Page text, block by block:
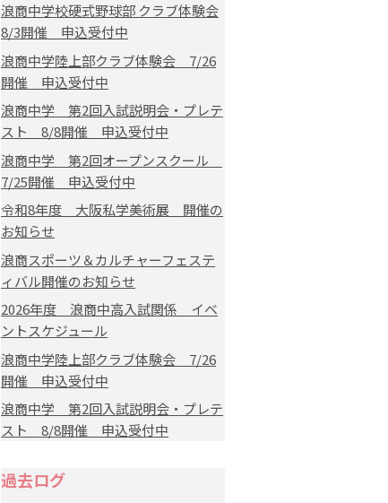
浪商中学校硬式野球部 クラブ体験会
8/3開催 申込受付中
浪商中学陸上部クラブ体験会 7/26
開催 申込受付中
浪商中学 第2回入試説明会・プレテ
スト 8/8開催 申込受付中
浪商中学 第2回オープンスクール
7/25開催 申込受付中
令和8年度 大阪私学美術展 開催の
お知らせ
浪商スポーツ＆カルチャーフェステ
ィバル開催のお知らせ
2026年度 浪商中高入試関係 イベ
ントスケジュール
浪商中学陸上部クラブ体験会 7/26
開催 申込受付中
浪商中学 第2回入試説明会・プレテ
スト 8/8開催 申込受付中
過去ログ